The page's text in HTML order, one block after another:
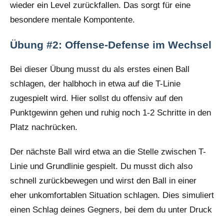
wieder ein Level zurückfallen. Das sorgt für eine
besondere mentale Kompontente.
Übung #2: Offense-Defense im Wechsel
Bei dieser Übung musst du als erstes einen Ball
schlagen, der halbhoch in etwa auf die T-Linie
zugespielt wird. Hier sollst du offensiv auf den
Punktgewinn gehen und ruhig noch 1-2 Schritte in den
Platz nachrücken.
Der nächste Ball wird etwa an die Stelle zwischen T-
Linie und Grundlinie gespielt. Du musst dich also
schnell zurückbewegen und wirst den Ball in einer
eher unkomfortablen Situation schlagen. Dies simuliert
einen Schlag deines Gegners, bei dem du unter Druck